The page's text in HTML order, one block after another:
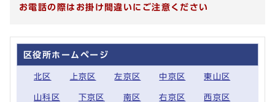
お電話の際はお掛け間違いにご注意ください
区役所ホームページ
北区 上京区 左京区 中京区 東山区
山科区 下京区 南区 右京区 西京区